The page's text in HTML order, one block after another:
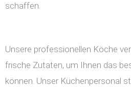
schaffen.
Unsere professionellen Köche
frische Zutaten, um Ihnen das
können. Unser Küchenpersonal